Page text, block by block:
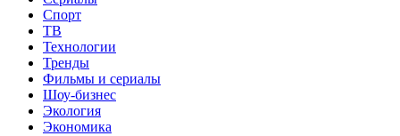
Спорт
ТВ
Технологии
Тренды
Фильмы и сериалы
Шоу-бизнес
Экология
Экономика